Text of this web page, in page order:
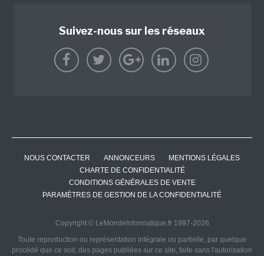
Suivez-nous sur les réseaux
NOUS CONTACTER ANNONCEURS
MENTIONS LÉGALES
CHARTE DE CONFIDENTIALITÉ
CONDITIONS GÉNÉRALES DE VENTE
PARAMÈTRES DE GESTION DE LA CONFIDENTIALITÉ
Copyright © LeMondeInformatique.fr 1997-2026
Toute reproduction ou représentation intégrale ou partielle, par quelque
procédé que ce soit, des pages publiées sur ce site, faite sans l'autorisation